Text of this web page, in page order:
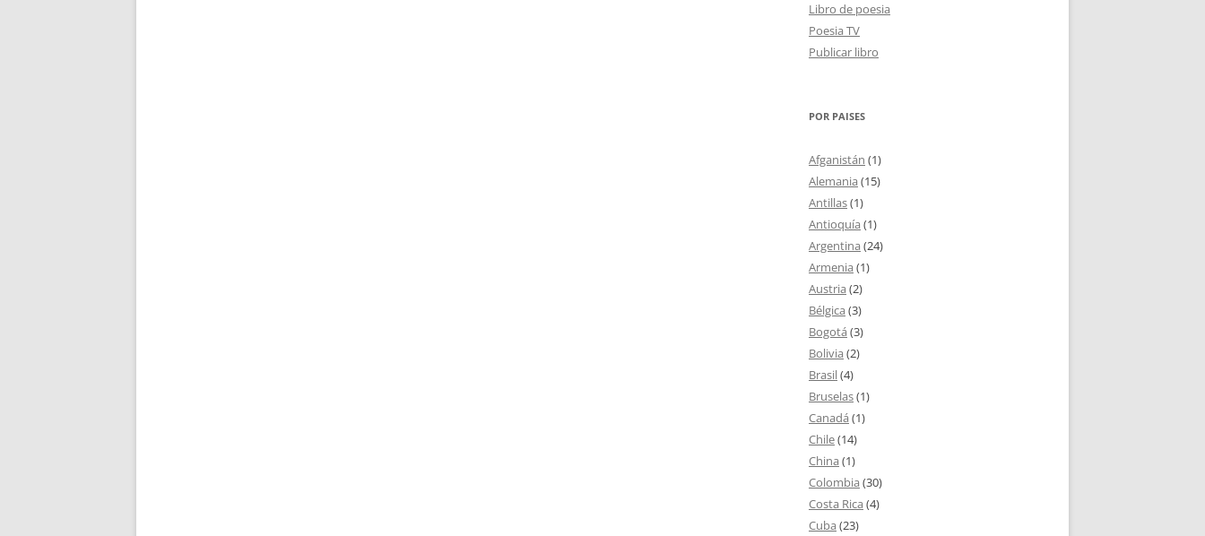
Libro de poesia
Poesia TV
Publicar libro
POR PAISES
Afganistán (1)
Alemania (15)
Antillas(1)
Antioquía (1)
Argentina (24)
Armenia (1)
Austria (2)
Bélgica (3)
Bogotá (3)
Bolivia (2)
Brasil(4)
Bruselas(1)
Canadá (1)
Chile(14)
China (1)
Colombia (30)
Costa Rica (4)
Cuba (23)